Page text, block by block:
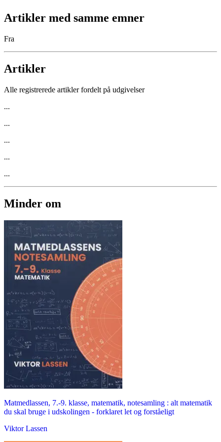
Artikler med samme emner
Fra
Artikler
Alle registrerede artikler fordelt på udgivelser
...
...
...
...
...
Minder om
Matmedlassen, 7.-9. klasse, matematik, notesamling : alt matematik
du skal bruge i udskolingen - forklaret let og forståeligt
Viktor Lassen